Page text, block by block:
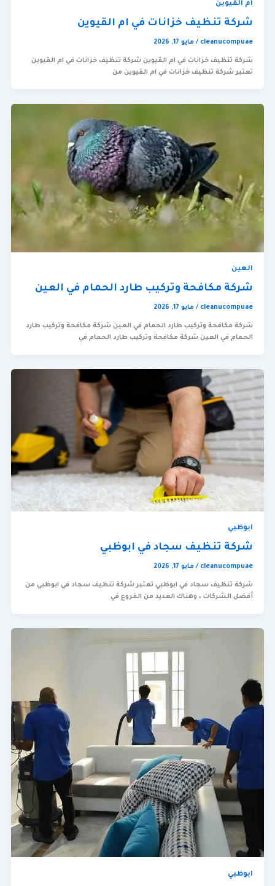
ام القيوين
شركة تنظيف خزانات في ام القيوين
cleanucompuae
/ مايو 17, 2026
شركة تنظيف خزانات في ام القيوين شركة تنظيف خزانات في ام القيوين
تعتبر شركة تنظيف خزانات في ام القيوين من
العين
شركة مكافحة وتركيب طارد الحمام في العين
cleanucompuae
/ مايو 17, 2026
شركة مكافحة وتركيب طارد الحمام في العين شركة مكافحة وتركيب طارد
الحمام في العين شركة مكافحة وتركيب طارد الحمام في
ابوظبي
شركة تنظيف سجاد في ابوظبي
cleanucompuae
/ مايو 17, 2026
شركة تنظيف سجاد في ابوظبي تعتبر شركة تنظيف سجاد في ابوظبي من
أفضل الشركات ، وهناك العديد من الفروع في
ابوظبي